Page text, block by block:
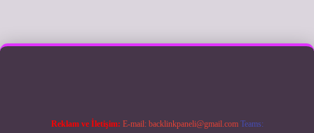
ilbet giriş
Reklam ve İletişim: E-mail: backlinkpaneli@gmail.com Teams: